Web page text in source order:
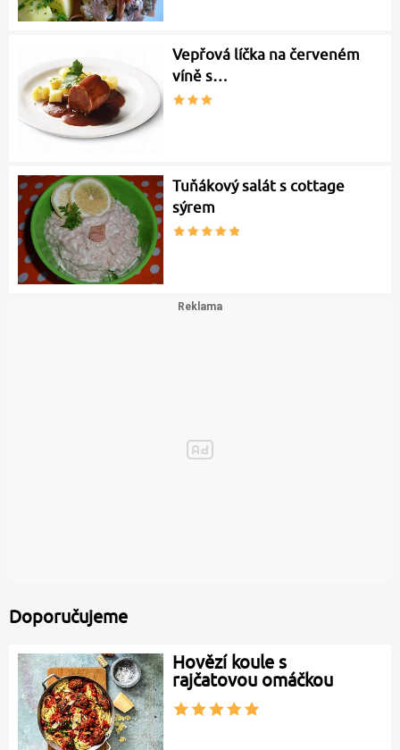
Vepřová líčka na červeném
víně s…
Tuňákový salát s cottage
sýrem
Doporučujeme
Hovězí koule s
rajčatovou omáčkou